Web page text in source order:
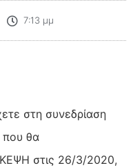
7:13 μμ
στη συνεδρίαση
που θα
στις 26/3/2020,